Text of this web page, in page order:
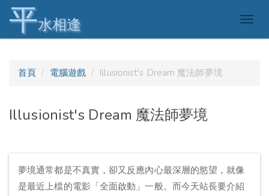
平水相逢
首頁 電腦遊戲 Illusionist's Dream 魔法師夢境
Illusionist's Dream 魔法師夢境
夢境通常都是不真實，卻又反應內心最深層的慾望，就像
是最近上檔的電影「全面啟動」一般。而今天站長要介紹